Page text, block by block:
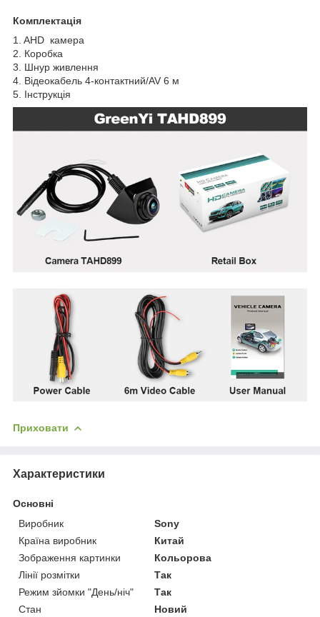
Комплектація
1. AHD камера
2. Коробка
3. Шнур живлення
4. Відеокабель 4-контактний/AV 6 м
5. Інструкція
Приховати
Характеристики
Основні
Виробник
Sony
Країна виробник
Китай
Зображення картинки
Кольорова
Лінії розмітки
Так
Режим зйомки "День/ніч"
Так
Стан
Новий